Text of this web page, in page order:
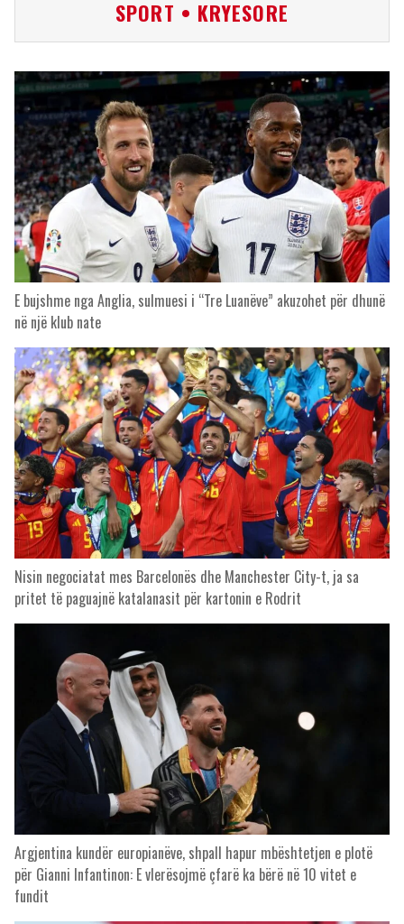
SPORT • KRYESORE
E bujshme nga Anglia, sulmuesi i “Tre Luanëve” akuzohet për dhunë
në një klub nate
Nisin negociatat mes Barcelonës dhe Manchester City-t, ja sa
pritet të paguajnë katalanasit për kartonin e Rodrit
Argjentina kundër europianëve, shpall hapur mbështetjen e plotë
për Gianni Infantinon: E vlerësojmë çfarë ka bërë në 10 vitet e
fundit